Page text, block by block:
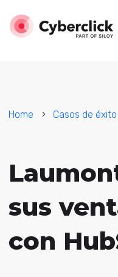
Home Casos de éxito
sus
con